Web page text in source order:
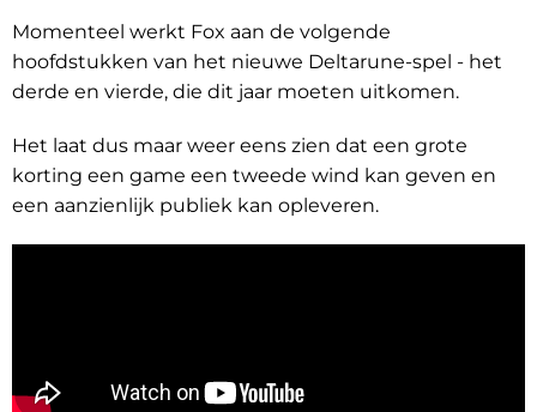
Momenteel werkt Fox aan de volgende
hoofdstukken van het nieuwe Deltarune-spel - het
derde en vierde, die dit jaar moeten uitkomen.
Het laat dus maar weer eens zien dat een grote
korting een game een tweede wind kan geven en
een aanzienlijk publiek kan opleveren.